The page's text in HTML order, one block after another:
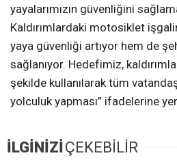
yayalarımızın güvenliğini
Kaldırımlardaki motosiklet
yaya güvenliği artıyor hem de
sağlanıyor. Hedefimiz,
şekilde kullanılarak tüm
yolculuk yapması” ifadelerine
İLGİNİZİÇEKEBİLİR